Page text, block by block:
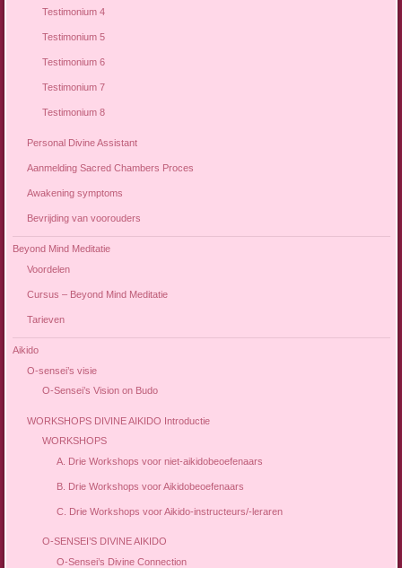
Testimonium 4
Testimonium 5
Testimonium 6
Testimonium 7
Testimonium 8
Personal Divine Assistant
Aanmelding Sacred Chambers Proces
Awakening symptoms
Bevrijding van voorouders
Beyond Mind Meditatie
Voordelen
Cursus – Beyond Mind Meditatie
Tarieven
Aikido
O-sensei’s visie
O-Sensei’s Vision on Budo
WORKSHOPS DIVINE AIKIDO Introductie
WORKSHOPS
A. Drie Workshops voor niet-aikidobeoefenaars
B. Drie Workshops voor Aikidobeoefenaars
C. Drie Workshops voor Aikido-instructeurs/-leraren
O-SENSEI’S DIVINE AIKIDO
O-Sensei’s Divine Connection